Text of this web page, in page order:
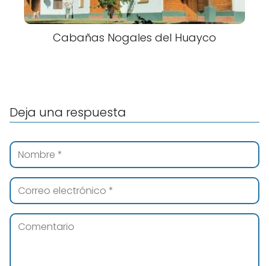
Cabañas Nogales del Huayco
Deja una respuesta